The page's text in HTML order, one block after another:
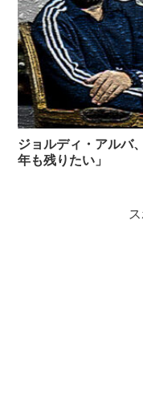
ジョルディ・アルバ
年も残りたい」